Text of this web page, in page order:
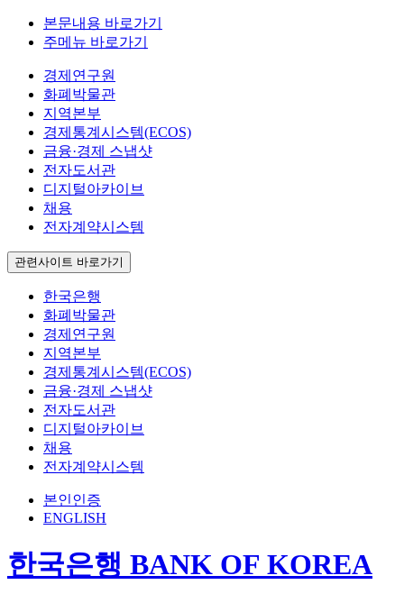
본문내용 바로가기
주메뉴 바로가기
경제연구원
화폐박물관
지역본부
경제통계시스템(ECOS)
금융·경제 스냅샷
전자도서관
디지털아카이브
채용
전자계약시스템
관련사이트 바로가기
한국은행
화폐박물관
경제연구원
지역본부
경제통계시스템(ECOS)
금융·경제 스냅샷
전자도서관
디지털아카이브
채용
전자계약시스템
본인인증
ENGLISH
한국은행 BANK OF KOREA